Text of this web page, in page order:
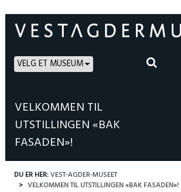
VELG ET MUSEUM
VELKOMMEN TIL
UTSTILLINGEN «BAK
FASADEN»!
DU ER HER:VEST-AGDER-MUSEET
VELKOMMEN TIL UTSTILLINGEN «BAK FASADEN»!